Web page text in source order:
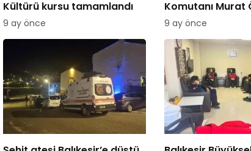
Kültürü kursu tamamlandı
9 ay önce
Komutanı Murat
Edremit Ticaret
ziyaret
9 ay önce